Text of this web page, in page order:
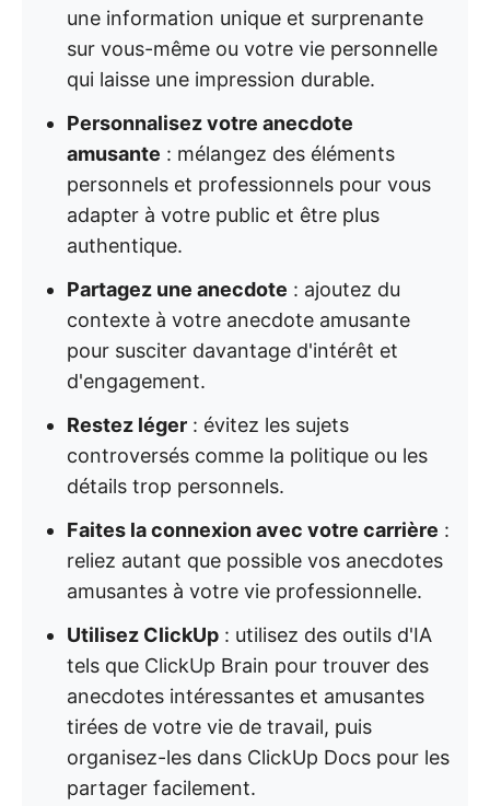
une information unique et surprenante
sur vous-même ou votre vie personnelle
qui laisse une impression durable.
Personnalisez votre anecdote
amusante : mélangez des éléments
personnels et professionnels pour vous
adapter à votre public et être plus
authentique.
Partagez une anecdote : ajoutez du
contexte à votre anecdote amusante
pour susciter davantage d'intérêt et
d'engagement.
Restez léger : évitez les sujets
controversés comme la politique ou les
détails trop personnels.
Faites la connexion avec votre carrière :
reliez autant que possible vos anecdotes
amusantes à votre vie professionnelle.
Utilisez ClickUp : utilisez des outils d'IA
tels que ClickUp Brain pour trouver des
anecdotes intéressantes et amusantes
tirées de votre vie de travail, puis
organisez-les dans ClickUp Docs pour les
partager facilement.